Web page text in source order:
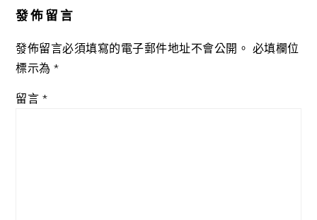
發佈留言
發佈留言必須填寫的電子郵件地址不會公開。 必填欄位
標示為*
留言 *